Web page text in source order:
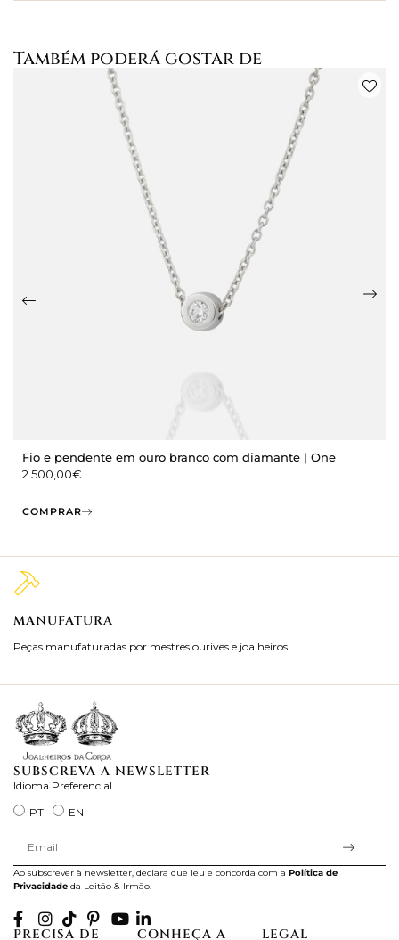
Também poderá gostar de
Fio e pendente em ouro branco com diamante | One
2.500,00€
COMPRAR
MANUFATURA
Peças manufaturadas por mestres ourives e joalheiros.
SUBSCREVA A NEWSLETTER
Idioma Preferencial
PT
EN
Ao subscrever à newsletter, declara que leu e concorda com a Política de
Privacidade da Leitão & Irmão.
PRECISA DE CONHEÇA A LEGAL